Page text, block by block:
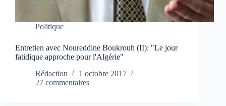
Politique
Entretien avec Noureddine Boukrouh (II): "Le jour
fatidique approche pour l'Algérie"
Rédaction
1 octobre 2017
27 commentaires